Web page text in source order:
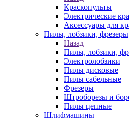
Краскопульты
Электрические
Аксессуары для
Пилы, лобзики, фрезеры
Назад
Пилы, лобзики,
Электролобзики
Пилы дисковые
Пилы сабельные
Фрезеры
Штроборезы и
Пилы цепные
Шлифмашины